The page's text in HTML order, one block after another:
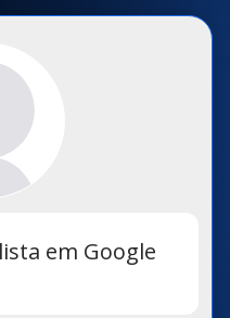
em Google